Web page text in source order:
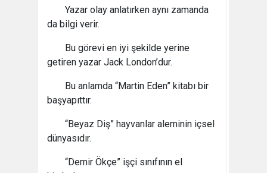
Yazar olay anlatırken aynı zamanda
da bilgi verir.
Bu görevi en iyi şekilde yerine
getiren yazar Jack London’dur.
Bu anlamda “Martin Eden” kitabı bir
başyapıttır.
“Beyaz Diş” hayvanlar aleminin içsel
dünyasıdır.
“Demir Ökçe” işçi sınıfının el